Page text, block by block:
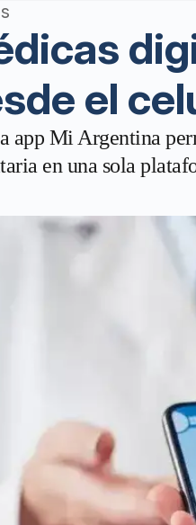
el
app Mi Argentina
en una sola